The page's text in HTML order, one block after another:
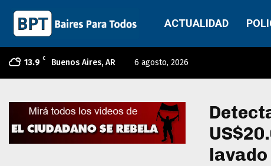
ACTUALIDAD
13.9 C Buenos Aires, AR 6 agosto, 2026
lavado